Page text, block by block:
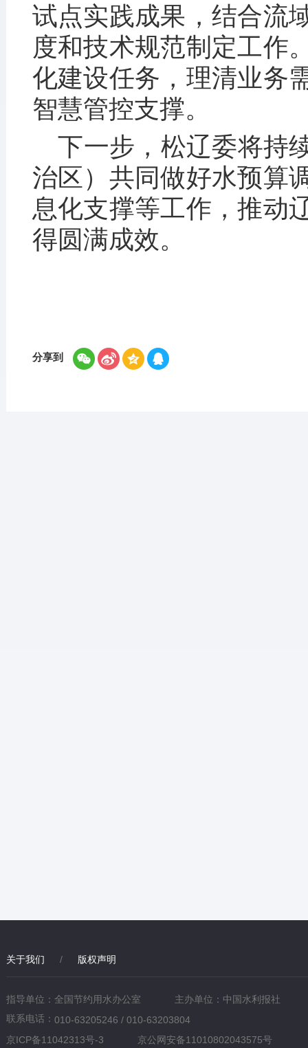
试点实践成果，结合流
度和技术规范制定工作
化建设任务，理清业务
智慧管控支撑。
下一步，松辽委将持
治区）共同做好水预算
息化支撑等工作，推动
得圆满成效。
分享到
关于我们 / 版权声明
指导单位：全国节约用水办公室
主办单位：中国水利报社
联系电话： 010-63205246 / 010-63203804
京ICP备11042313号-3
京公网安备11010802043575号